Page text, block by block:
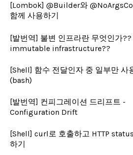
[Lombok] @Builder와
함께 사용하기
[발번역] 불변 인프라란 무엇인가
immutable infrastructure??
[Shell] 함수 전달인자 중 일부만 사
(bash)
[발번역] 컨피그레이션 드리프트 -
Configuration Drift
[Shell] curl로 호출하고 HTTP
하기